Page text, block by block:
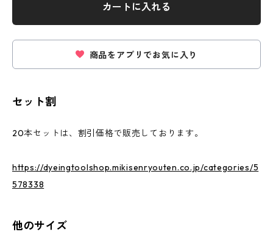
カートに入れる
商品をアプリでお気に入り
セット割
20本セットは、割引価格で販売しております。
https://dyeingtoolshop.mikisenryouten.co.jp/categories/5
578338
他のサイズ